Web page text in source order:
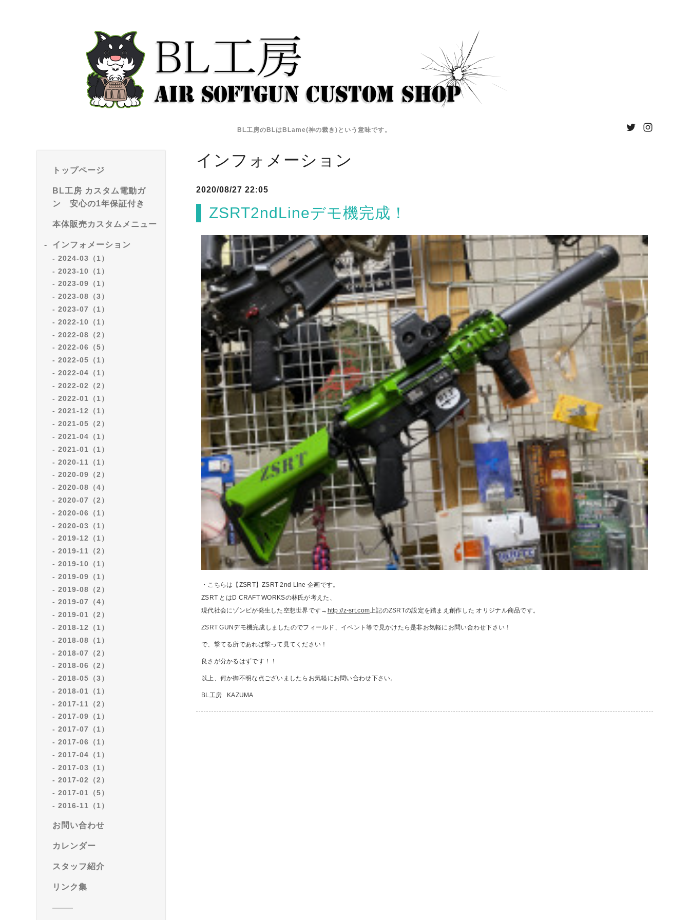
BL工房のBLはBLame(神の裁き)という意味です。
トップページ
BL工房 カスタム電動ガ
ン 安心の1年保証付き
本体販売カスタムメニュー
インフォメーション
2024-03（1）
2023-10（1）
2023-09（1）
2023-08（3）
2023-07（1）
2022-10（1）
2022-08（2）
2022-06（5）
2022-05（1）
2022-04（1）
2022-02（2）
2022-01（1）
2021-12（1）
2021-05（2）
2021-04（1）
2021-01（1）
2020-11（1）
2020-09（2）
2020-08（4）
2020-07（2）
2020-06（1）
2020-03（1）
2019-12（1）
2019-11（2）
2019-10（1）
2019-09（1）
2019-08（2）
2019-07（4）
2019-01（2）
2018-12（1）
2018-08（1）
2018-07（2）
2018-06（2）
2018-05（3）
2018-01（1）
2017-11（2）
2017-09（1）
2017-07（1）
2017-06（1）
2017-04（1）
2017-03（1）
2017-02（2）
2017-01（5）
2016-11（1）
お問い合わせ
カレンダー
スタッフ紹介
リンク集
インフォメーション
2020/08/27 22:05
ZSRT2ndLineデモ機完成！
・こちらは【ZSRT】ZSRT-2nd Line 企画です。
ZSRT とはD CRAFT WORKSの林氏が考えた、
現代社会にゾンビが発生した空想世界です→ http://z-srt.com上記のZSRTの設定を踏まえ創作した オリジナル商品です。
ZSRT GUNデモ機完成しましたのでフィールド、イベント等で見かけたら是非お気軽にお問い合わせ下さい！
で、撃てる所であれば撃って見てください！
良さが分かるはずです！！
以上、何か御不明な点ございましたらお気軽にお問い合わせ下さい。
BL工房 KAZUMA